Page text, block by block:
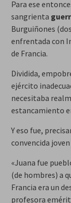
Para ese
sangrienta
Burguiñones
enfrentada con
de Francia.
Dividida,
ejército
necesitaba
estancamiento
Y eso fue,
convencida
«Juana fue
(de hombres) a
Francia era un
profesora